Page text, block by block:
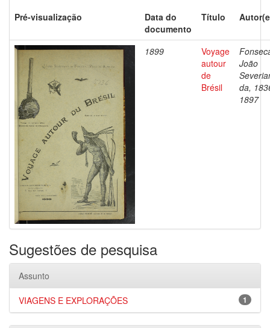
Pré-visualização
Data do
documento
Título
1899
Voyage
autour
de
Brésil
João
da,
1897
Sugestões de pesquisa
Assunto
1
VIAGENS E EXPLORAÇÕES